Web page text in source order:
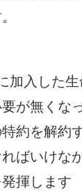
加入した
が無くな
約を解約
ばいけな
揮します